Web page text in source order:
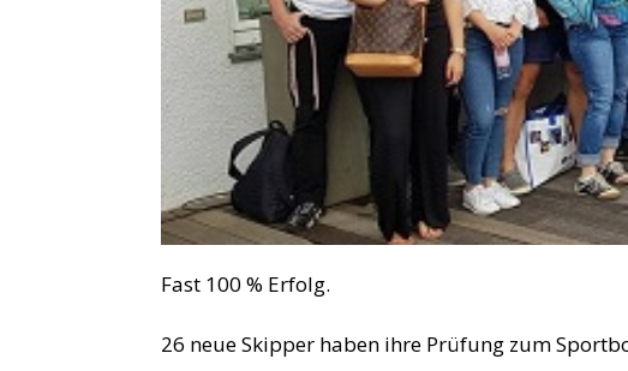
Fast 100 % Erfolg.
26 neue Skipper haben ihre Prüfung zum